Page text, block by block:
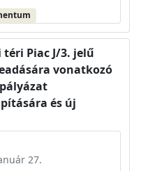
téri Piac J/3. jelű
vonatkozó
és új
27.